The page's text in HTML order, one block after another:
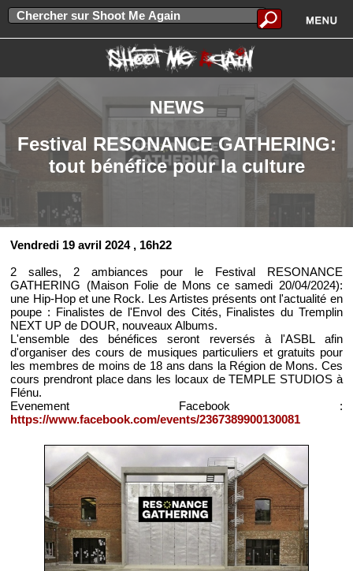
NEWS
Festival RESONANCE GATHERING:
tout bénéfice pour la culture
Vendredi 19 avril 2024 , 16h22
2 salles, 2 ambiances pour le Festival RESONANCE
GATHERING (Maison Folie de Mons ce samedi 20/04/2024):
une Hip-Hop et une Rock. Les Artistes présents ont l'actualité en
poupe : Finalistes de l'Envol des Cités, Finalistes du Tremplin
NEXT UP de DOUR, nouveaux Albums.
L'ensemble des bénéfices seront reversés à l'ASBL afin
d'organiser des cours de musiques particuliers et gratuits pour
les membres de moins de 18 ans dans la Région de Mons. Ces
cours prendront place dans les locaux de TEMPLE STUDIOS à
Flénu.
Evenement Facebook :
https://www.facebook.com/events/2367389900130081